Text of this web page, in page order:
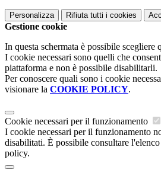
Personalizza Rifiuta tutti i cookies
Gestione cookie
In questa schermata è possibile scegliere
I cookie necessari sono quelli che
piattaforma e non è possibile disabilitarli.
Per conoscere quali sono i cookie
visionare la COOKIE POLICY.
Cookie necessari per il funzionamento
I cookie necessari per il funzionamento
disabilitati. È possibile consultare
policy.